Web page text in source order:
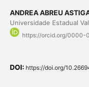
ANDREA ABREU
Universidade Estadual
https://orcid.org/0000-
DOI: https://doi.org/